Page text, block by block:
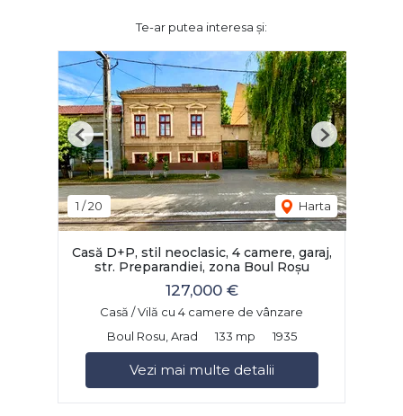
Te-ar putea interesa și:
1 /20 Harta
Previous Next
Casă D+P, stil neoclasic, 4 camere, garaj,
str. Preparandiei, zona Boul Roșu
127,000 €
Casă / Vilă cu 4 camere de vânzare
Boul Rosu, Arad
133 mp 1935
Vezi mai multe detalii